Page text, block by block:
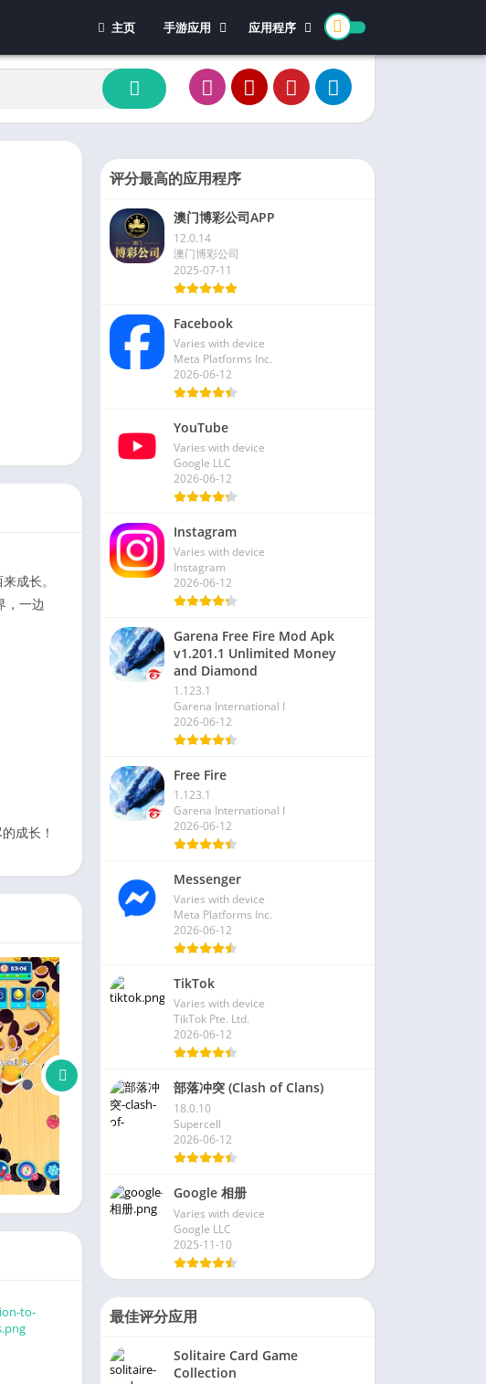
主页
手游应用
休闲游戏
冒险游戏
教育游戏
角色扮演
文字游戏
竞速游戏
策略游戏
应用程序
体育
办公
成长。
，一边
成长！
评分最高的应用程序
澳门博彩公司APP
12.0.14
澳门博彩公司
2025-07-11
Facebook
Varies with device
Meta Platforms Inc.
2026-06-12
YouTube
Varies with device
Google LLC
2026-06-12
Instagram
Varies with device
Instagram
2026-06-12
Garena Free Fire Mod Apk
v1.201.1 Unlimited Money
and Diamond
1.123.1
Garena International I
2026-06-12
Free Fire
1.123.1
Garena International I
2026-06-12
Messenger
Varies with device
Meta Platforms Inc.
2026-06-12
TikTok
Varies with device
TikTok Pte. Ltd.
2026-06-12
部落冲突 (Clash of Clans)
18.0.10
Supercell
2026-06-12
Google 相册
Varies with device
Google LLC
2025-11-10
最佳评分应用
Solitaire Card Game
Collection